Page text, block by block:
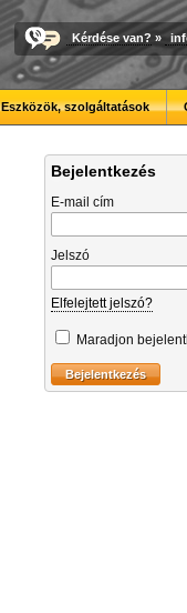
Kérdése van? »
Eszközök, szolgáltatások
Bejelentkezés
E-mail cím
Jelszó
Elfelejtett jelszó?
Maradjon